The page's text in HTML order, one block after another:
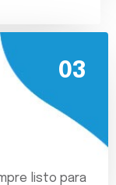
03
listo para